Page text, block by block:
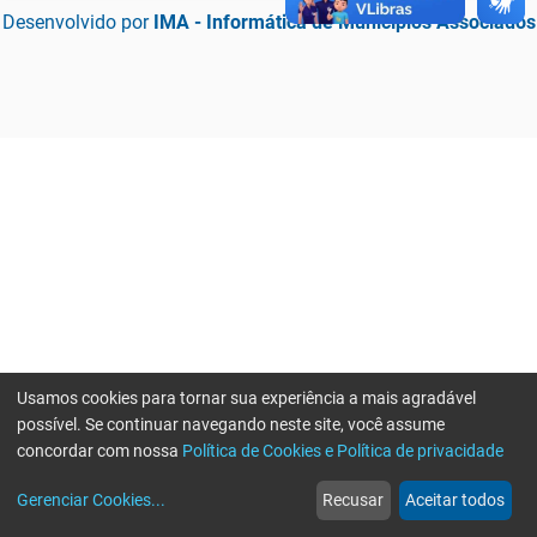
Desenvolvido por IMA - Informática de Municípios Associados
web
Notícias
more_horiz
Mais
Usamos cookies para tornar sua experiência a mais agradável
possível. Se continuar navegando neste site, você assume
concordar com nossa Política de Cookies e Política de privacidade
Gerenciar Cookies... Recusar Aceitar todos
Erro ao enviar informações, por favor tente novamente